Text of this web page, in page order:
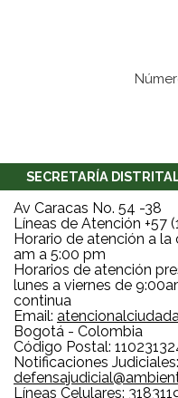
SECRETARÍA
Av Caracas No. 54 -38
Líneas de Atención +57
Horario de atención a la
am a 5:00 pm
Horarios de atención
lunes a viernes de
continua
Email:
Bogotá - Colombia
Código Postal:
Notificaciones Judiciales:
Líneas Celulares: